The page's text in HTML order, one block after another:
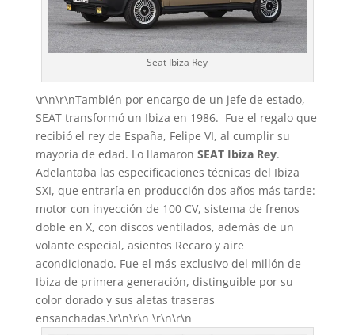
Seat Ibiza Rey
\r\n\r\nTambién por encargo de un jefe de estado,
SEAT transformó un Ibiza en 1986. Fue el regalo que
recibió el rey de España, Felipe VI, al cumplir su
mayoría de edad. Lo llamaron SEAT Ibiza Rey.
Adelantaba las especificaciones técnicas del Ibiza
SXI, que entraría en producción dos años más tarde:
motor con inyección de 100 CV, sistema de frenos
doble en X, con discos ventilados, además de un
volante especial, asientos Recaro y aire
acondicionado. Fue el más exclusivo del millón de
Ibiza de primera generación, distinguible por su
color dorado y sus aletas traseras
ensanchadas.\r\n\r\n \r\n\r\n